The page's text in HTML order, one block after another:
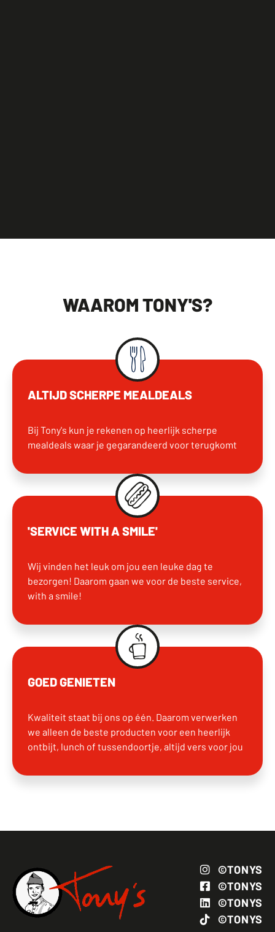
WAAROM TONY'S?
ALTIJD SCHERPE MEALDEALS
Bij Tony's kun je rekenen op heerlijk scherpe
mealdeals waar je gegarandeerd voor terugkomt
'SERVICE WITH A SMILE'
Wij vinden het leuk om jou een leuke dag te
bezorgen! Daarom gaan we voor de beste service,
with a smile!
GOED GENIETEN
Kwaliteit staat bij ons op één. Daarom verwerken
we alleen de beste producten voor een heerlijk
ontbijt, lunch of tussendoortje, altijd vers voor jou
©TONYS
©TONYS
©TONYS
©TONYS